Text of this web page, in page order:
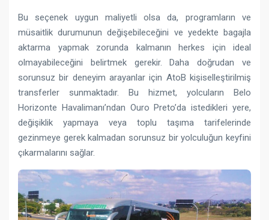
Bu seçenek uygun maliyetli olsa da, programların ve
müsaitlik durumunun değişebileceğini ve yedekte bagajla
aktarma yapmak zorunda kalmanın herkes için ideal
olmayabileceğini belirtmek gerekir. Daha doğrudan ve
sorunsuz bir deneyim arayanlar için AtoB kişiselleştirilmiş
transferler sunmaktadır. Bu hizmet, yolcuların Belo
Horizonte Havalimanı’ndan Ouro Preto’da istedikleri yere,
değişiklik yapmaya veya toplu taşıma tarifelerinde
gezinmeye gerek kalmadan sorunsuz bir yolculuğun keyfini
çıkarmalarını sağlar.